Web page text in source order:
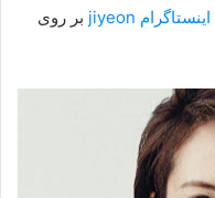
اینستاگرام jiyeon
بر روی